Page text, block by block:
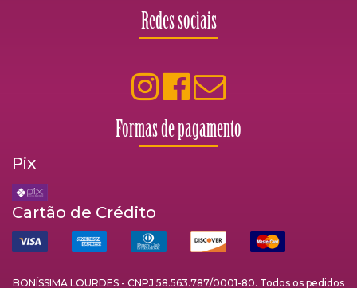
Redes sociais
Formas de pagamento
Pix
Cartão de Crédito
BONÍSSIMA LOURDES - CNPJ 58.563.787/0001-80. Todos os pedidos